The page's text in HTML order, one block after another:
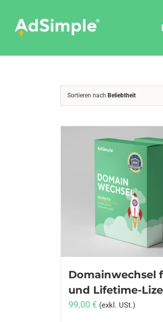
content
Sortieren nach Beliebtheit
Domainwechsel
und Lifetime-
99,00 € (exkl. USt.)